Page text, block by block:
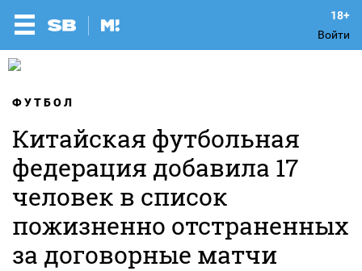
Войти
ФУТБОЛ
Китайская футбольная
федерация добавила 17
человек в список
пожизненно отстраненных
за договорные матчи